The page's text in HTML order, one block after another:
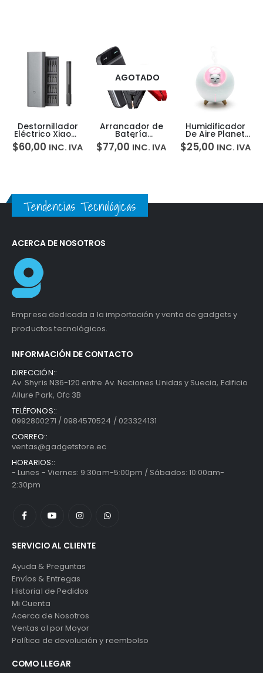
Destornillador
Eléctrico Xiaomi
Electric Precision
Screwdriver
$60,00 INC. IVA
AGOTADO
Arrancador de
Batería
Carro/Moto
Xiaomi 70 Mai
$77,00 INC. IVA
Humidificador
De Aire Planet
Cat Cartoon
Colorfull
$25,00 INC. IVA
Tendencias Tecnológicas
ACERCA DE NOSOTROS
Empresa dedicada a la importación y venta de gadgets y
productos tecnológicos.
INFORMACIÓN DE CONTACTO
DIRECCIÓN::
Av. Shyris N36-120 entre Av. Naciones Unidas y Suecia, Edificio
Allure Park, Ofc 3B
TELÉFONOS::
0992800271 / 0984570524 / 023324131
CORREO::
ventas@gadgetstore.ec
HORARIOS::
- Lunes - Viernes: 9:30am-5:00pm / Sábados: 10:00am-
2:30pm
SERVICIO AL CLIENTE
Ayuda & Preguntas
Envíos & Entregas
Historial de Pedidos
Mi Cuenta
Acerca de Nosotros
Ventas al por Mayor
Política de devolución y reembolso
COMO LLEGAR